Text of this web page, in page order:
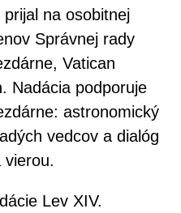
na osobitnej
Správnej rady
Vatican
Nadácia podporuje
astronomický
vedcov a dialóg
vierou.
Lev XIV.